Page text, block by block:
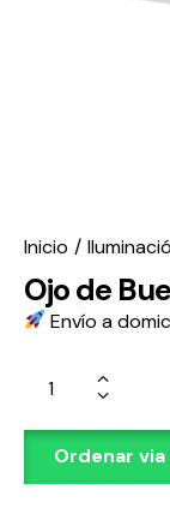
Inicio
Ojo de
Envío a
Ordenar